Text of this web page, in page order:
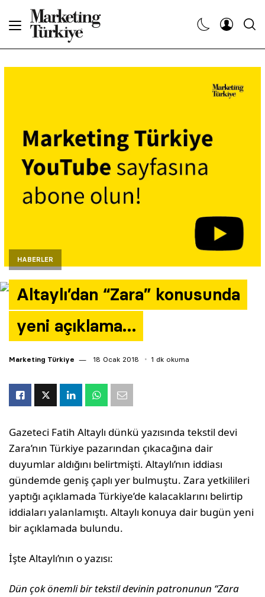
HABERLER
Altaylı’dan “Zara” konusunda
yeni açıklama…
Marketing Türkiye 18 Ocak 2018 1 dk okuma
Gazeteci Fatih Altaylı dünkü yazısında tekstil devi
Zara’nın Türkiye pazarından çıkacağına dair
duyumlar aldığını belirtmişti. Altaylı’nın iddiası
gündemde geniş çaplı yer bulmuştu. Zara yetkilileri
yaptığı açıklamada Türkiye’de kalacaklarını belirtip
iddiaları yalanlamıştı. Altaylı konuya dair bugün yeni
bir açıklamada bulundu.
İşte Altaylı’nın o yazısı:
Dün çok önemli bir tekstil devinin patronunun “Zara
Dergiler
Etkinlikler
Yazarlar
Araştırma